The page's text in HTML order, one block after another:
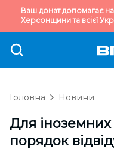
Ваш донат допомагає
Херсонщини та всієї
Головна Новини
Для іноземних
порядок